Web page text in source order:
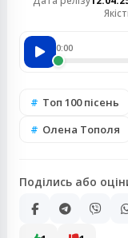
0:00
Топ 100 пісень
Олена Тополя
Поділись або